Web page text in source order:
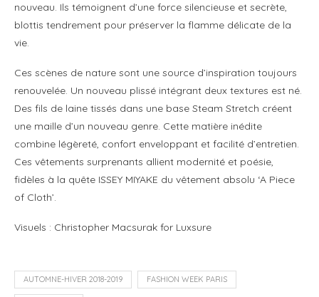
nouveau. Ils témoignent d’une force silencieuse et secrète,
blottis tendrement pour préserver la flamme délicate de la
vie.
Ces scènes de nature sont une source d’inspiration toujours
renouvelée. Un nouveau plissé intégrant deux textures est né.
Des fils de laine tissés dans une base Steam Stretch créent
une maille d’un nouveau genre. Cette matière inédite
combine légèreté, confort enveloppant et facilité d’entretien.
Ces vêtements surprenants allient modernité et poésie,
fidèles à la quête ISSEY MIYAKE du vêtement absolu ‘A Piece
of Cloth’.
Visuels : Christopher Macsurak for Luxsure
AUTOMNE-HIVER 2018-2019 FASHION WEEK PARIS